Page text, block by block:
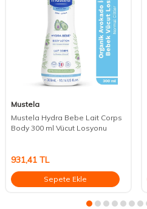
Mustela
Mustela Hydra Bebe Lait Corps
Body 300 ml Vücut Losyonu
931,41 TL
Sepete Ekle